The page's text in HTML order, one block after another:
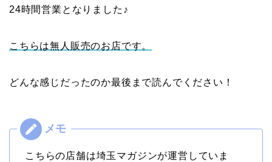
24時間営業となりました♪
こちらは無人販売のお店です。
どんな感じだったのか最後まで読んでください！
こちらの店舗は埼玉マガジンが運営していま